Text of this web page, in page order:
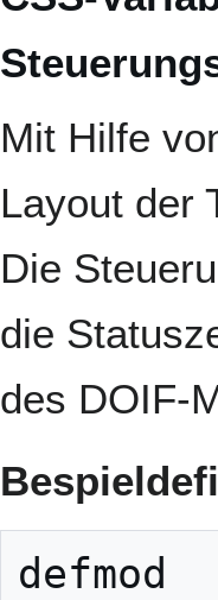
Mit Hilfe
Layout der
Die
die
des DOIF-
defmod